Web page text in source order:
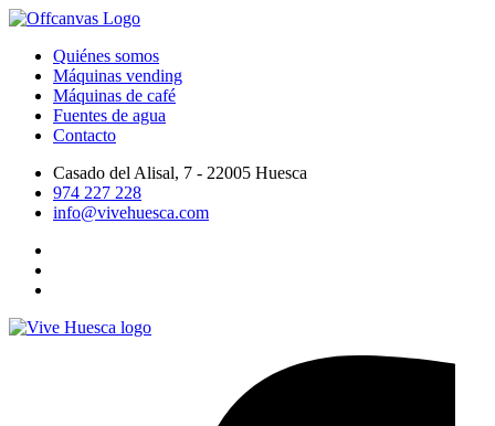
Quiénes somos
Máquinas vending
Máquinas de café
Fuentes de agua
Contacto
Casado del Alisal, 7 - 22005 Huesca
974 227 228
info@vivehuesca.com